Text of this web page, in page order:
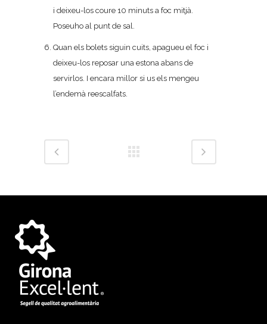
i deixeu-los coure 10 minuts a foc mitjà.
Poseuho al punt de sal.
Quan els bolets siguin cuits, apagueu el foc i
deixeu-los reposar una estona abans de
servirlos. I encara millor si us els mengeu
l’endemà reescalfats.